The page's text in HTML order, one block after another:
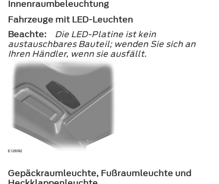
Innenraumbeleuchtung
Fahrzeuge mit LED-Leuchten
Beachte:
Die LED-Platine ist kein
austauschbares Bauteil; wenden Sie sich an
Ihren Händler, wenn sie ausfällt.
Gepäckraumleuchte, Fußraumleuchte und